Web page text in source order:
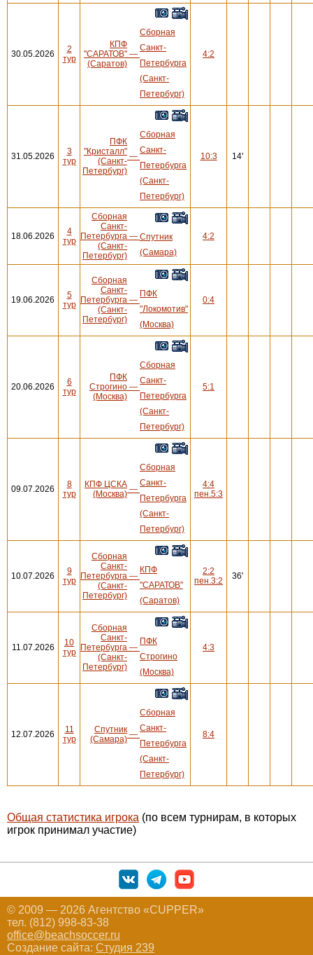
30.05.2026
2
тур
КПФ
"САРАТОВ"
(Саратов)
—
Сборная
Санкт-
Петербурга
(Санкт-
Петербург)
4:2
31.05.2026
3
тур
ПФК
"Кристалл"
(Санкт-
Петербург)
—
Сборная
Санкт-
Петербурга
(Санкт-
Петербург)
10:3 14'
18.06.2026
4
тур
Сборная
Санкт-
Петербурга
(Санкт-
Петербург)
— Спутник
(Самара)
4:2
19.06.2026
5
тур
Сборная
Санкт-
Петербурга
(Санкт-
Петербург)
—
ПФК
"Локомотив"
(Москва)
0:4
20.06.2026
6
тур
ПФК
Строгино
(Москва)
—
Сборная
Санкт-
Петербурга
(Санкт-
Петербург)
5:1
09.07.2026
8
тур
КПФ ЦСКА
(Москва) —
Сборная
Санкт-
Петербурга
(Санкт-
Петербург)
4:4
пен.5:3
10.07.2026
9
тур
Сборная
Санкт-
Петербурга
(Санкт-
Петербург)
—
КПФ
"САРАТОВ"
(Саратов)
2:2
пен.3:2
36'
11.07.2026
10
тур
Сборная
Санкт-
Петербурга
(Санкт-
Петербург)
—
ПФК
Строгино
(Москва)
4:3
12.07.2026
11
тур
Спутник
(Самара) —
Сборная
Санкт-
Петербурга
(Санкт-
Петербург)
8:4
Общая статистика игрока (по всем турнирам, в которых
игрок принимал участие)
© 2009 — 2026 Агентство «CUPPER»
тел. (812) 998-83-38
office@beachsoccer.ru
Создание сайта: Студия 239